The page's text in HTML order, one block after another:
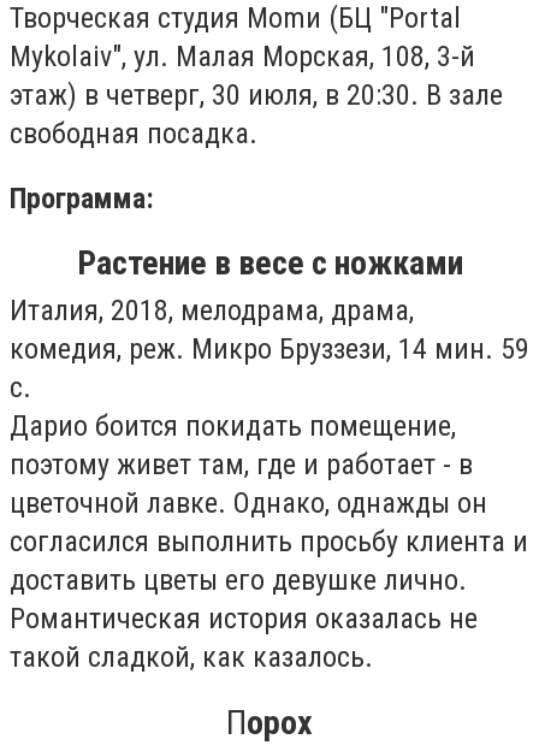
Творческая студия Моmи (БЦ "Portal
Mykolaiv", ул. Малая Морская, 108, 3-й
этаж) в четверг, 30 июля, в 20:30. В зале
свободная посадка.
Программа:
Растение в весе с ножками
Италия, 2018, мелодрама, драма,
комедия, реж. Микро Бруззези, 14 мин. 59
с.
Дарио боится покидать помещение,
поэтому живет там, где и работает - в
цветочной лавке. Однако, однажды он
согласился выполнить просьбу клиента и
доставить цветы его девушке лично.
Романтическая история оказалась не
такой сладкой, как казалось.
Порох